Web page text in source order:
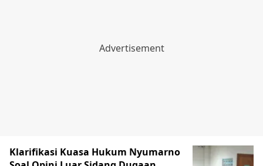
Klarifikasi Kuasa Hukum Nyumarno